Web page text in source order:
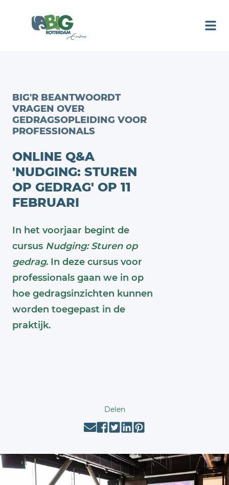
BIG'R BEANTWOORDT
VRAGEN OVER
GEDRAGSOPLEIDING VOOR
PROFESSIONALS
ONLINE Q&A
'NUDGING: STUREN
OP GEDRAG' OP 11
FEBRUARI
In het voorjaar begint de
cursus Nudging: Sturen op
gedrag. In deze cursus voor
professionals gaan we in op
hoe gedragsinzichten kunnen
worden toegepast in de
praktijk.
Delen